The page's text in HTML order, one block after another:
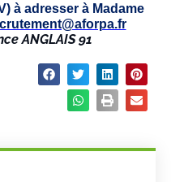
à adresser à Madame
ANGLAIS 91